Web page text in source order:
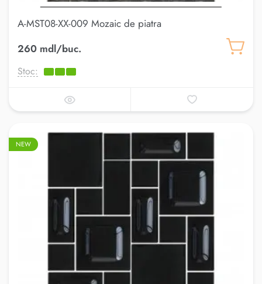
A-MST08-XX-009 Mozaic de piatra
260 mdl/buc.
Stoc:
NEW